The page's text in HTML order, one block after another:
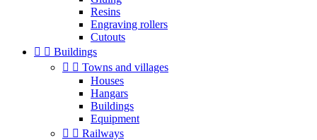
Resins
Engraving rollers
Cutouts
  Buildings
  Towns and villages
Houses
Hangars
Buildings
Equipment
  Railways